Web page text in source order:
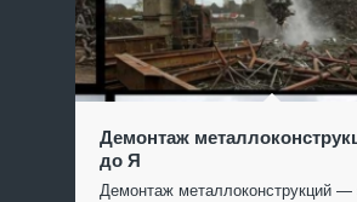
Демонтаж
до Я
Демонтаж металлоконструкций